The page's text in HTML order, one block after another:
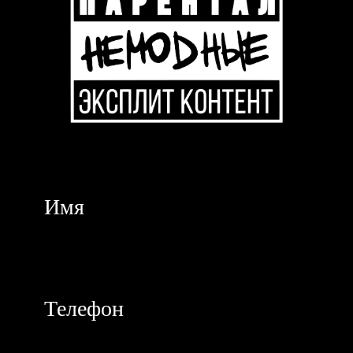
Согласие на обработку персональных данных